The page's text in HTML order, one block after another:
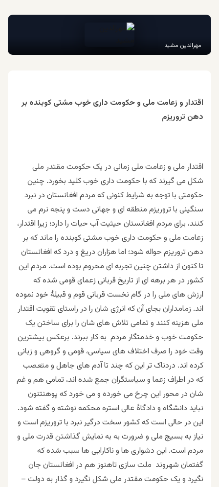
مهرالدین مشید
اقتدار و زعامت ملی و حکومت داری خوب مشتی کوبنده بر
دهن تروریزم
اقتدار ملی و زعامت ملی زمانی در یک حکومت مقتدر ملی
شکل می گیرند که با حکومت داری خوب کلید بخورد. چنین
حکومتی با توجه به شرایط کنونی که مردم افغانستان در نبرد
سنگینی با تروریزم منطقه ای و جهانی دست و پنجه نرم می
کنند، برای مردم افغانستان حیثیت آب حیات را دارد؛ زیرا اقتدار،
زعامت ملی و حکومت داری خوب مشتی کوبنده را ماند که بر
دهن تروریزم حواله شود؛ اما هزاران دریغ و درد که افغانستان
تا کنون از داشتن چنین تجربه ای محروم بوده است. مردم این
کشور در هر برهه ای از تاریخ قربانی زعمای قومی شده که
ارزش های ملی را در گام نخست قربانی قوم و قبیلۀ خود نموده
اند. زمامداران بجای آن که انرژی شان را در راستای تقویت اقتدار
ملی هزینه کنند و تمامی تلاش های شان را برای ساختن یک
حکومت خوب و خدمتگار مردم به کار ببرند. برعکس بیشترین
وقت خود را صرف اختلاف های سیاسی، قومی و گروهی و زبانی
کرده اند. دردناک تر این که چند تا آدم های جاهل و متعصب
که در اطراف زعما و سیاستگران جمع شده اند، تمامی هم و غم
شان در محور این چرخ می خورده و می خورد که پوهنتنون
نباید دانشگاه و دادگاۀ عالی استره محکمه نوشته و گفته شود.
این در حالی است که کشور سخت درگیر نبرد با تروریزم است و
نیاز به بسیج ملی و ضرورت به به نمایش گذاشتن قدرت ملی و
مردم است. این دشواری ها و ناکارایی ها سبب شده که
گفتمان شهروند ملت سازی تاهنوز هم در افغانستان جان
نگیرد و یک حکومت مقتدر ملی شکل نگیرد و گذار به دولت –